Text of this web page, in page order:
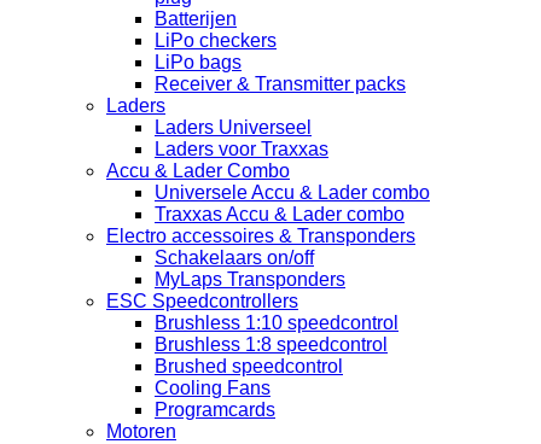
Batterijen
LiPo checkers
LiPo bags
Receiver & Transmitter packs
Laders
Laders Universeel
Laders voor Traxxas
Accu & Lader Combo
Universele Accu & Lader combo
Traxxas Accu & Lader combo
Electro accessoires & Transponders
Schakelaars on/off
MyLaps Transponders
ESC Speedcontrollers
Brushless 1:10 speedcontrol
Brushless 1:8 speedcontrol
Brushed speedcontrol
Cooling Fans
Programcards
Motoren